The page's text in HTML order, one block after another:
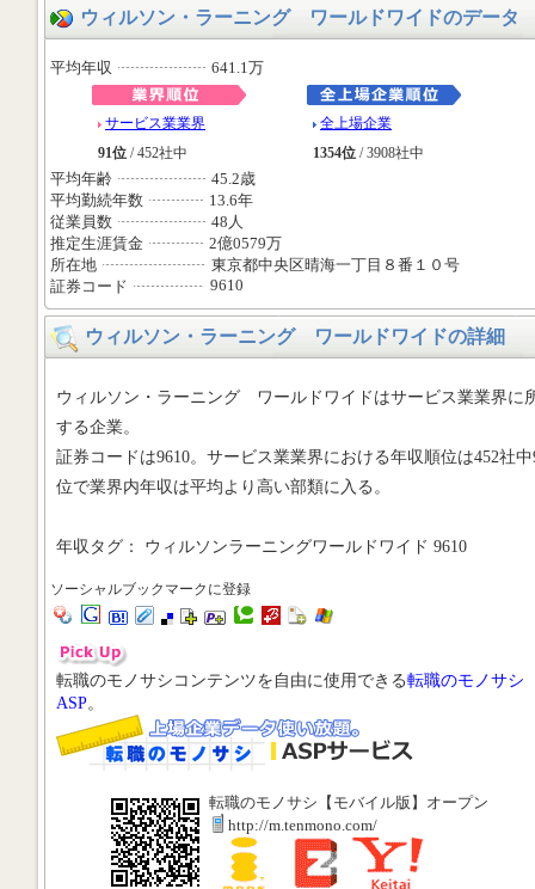
ウィルソン・ラーニング ワールドワイドのデータ
平均年収 641.1万
サービス業業界
91位 / 452社中
全上場企業
1354位 / 3908社中
平均年齢
45.2歳
平均勤続年数
13.6年
従業員数
48人
推定生涯賃金
2億0579万
所在地
東京都中央区晴海一丁目８番１０号
証券コード
9610
ウィルソン・ラーニング ワールドワイドの詳細
ウィルソン・ラーニング ワールドワイドはサービス業業界に
する企業。
証券コードは9610。サービス業業界における年収順位は452社中
位で業界内年収は平均より高い部類に入る。
年収タグ： ウィルソンラーニングワールドワイド 9610
ソーシャルブックマークに登録
転職のモノサシコンテンツを自由に使用できる転職のモノサシ
ASP。
転職のモノサシ【モバイル版】オープン
http://m.tenmono.com/